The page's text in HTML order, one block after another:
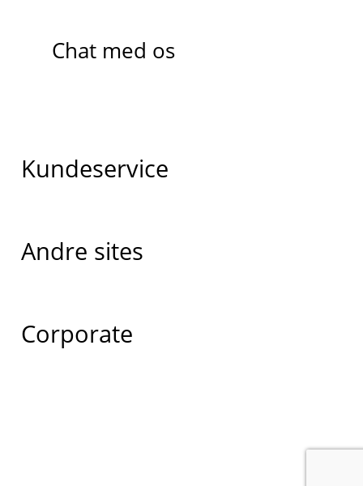
Chat med os
Kundeservice
Andre sites
Corporate